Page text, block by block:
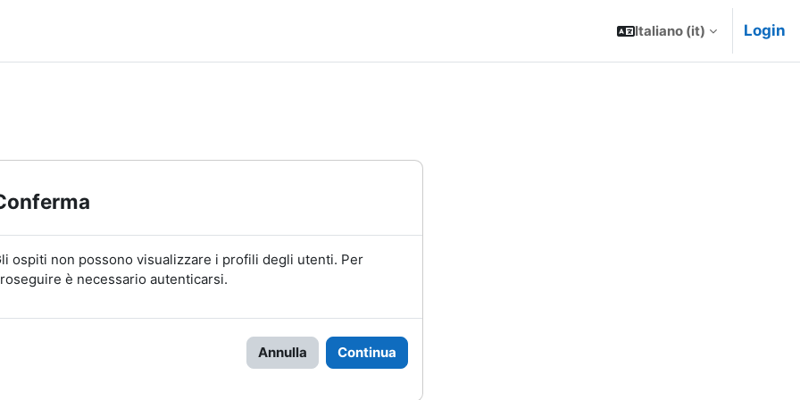
Italiano ‎(it)‎ Login
ospiti non possono visualizzare i profili degli utenti. Per
è necessario autenticarsi.
Annulla Continua